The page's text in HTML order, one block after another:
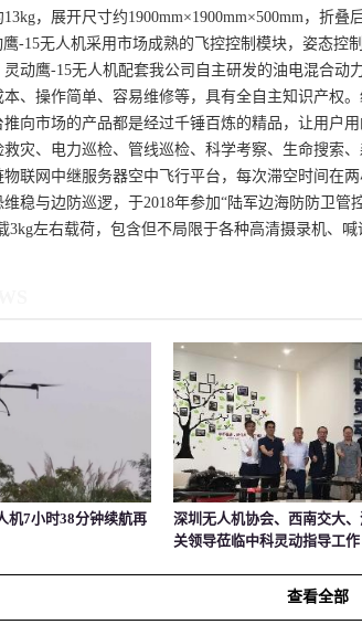
，展开尺寸约1900mm×1900mm×500mm，折叠
-15无人机采用市场成熟的飞控控制模块，姿态控
动鹰-15无人机配套我公司自主研发的油电混合
、操作简单、容易维修等，具有全自主知识产权
向市场的产品都是经过千锤百炼的精品，让用户
灾、电力巡检、管线巡检、科学考察、生命搜索
物联网中继服务器空中飞行平台，每次滞空时间在
稳与边防巡逻，于2018年参加“陆军边海防防卫管
3kg左右载荷，包含但不局限于各种高清摄录机、
机7小时38分钟续航再
深圳无人机协会、西南交大
关领导莅临中科灵动指导工作
查看全部